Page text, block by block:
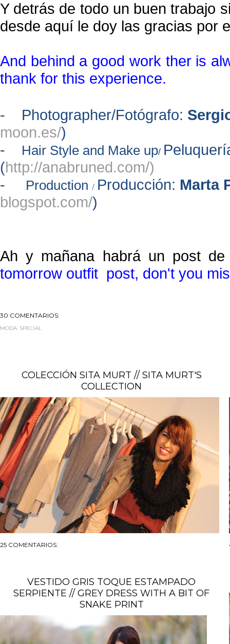
Y detrás de todo un buen trabajo
desde aquí le doy las gracias por
And behind a good work ther is
thank for this experience.
- Photographer/Fotógrafo:
moon.es/)
-
Hair Style and Make up/
(http://anabruned.com/)
-
Production / Producción: Marta
blogspot.com/)
Ah y mañana habrá un post
tomorrow outfit post, don't you
30 COMENTARIOS:
MODA, SPECIAL
COLECCIÓN SITA MURT // SITA MURT'S
COLLECTION
25 COMENTARIOS:
VESTIDO GRIS TOQUE ESTAMPADO
SERPIENTE // GREY DRESS WITH A BIT OF
SNAKE PRINT